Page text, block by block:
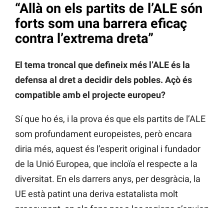
“Allà on els partits de l’ALE són
forts som una barrera eficaç
contra l’extrema dreta”
El tema troncal que defineix més l’ALE és la
defensa al dret a decidir dels pobles. Açò és
compatible amb el projecte europeu?
Sí que ho és, i la prova és que els partits de l’ALE
som profundament europeistes, però encara
diria més, aquest és l’esperit original i fundador
de la Unió Europea, que incloïa el respecte a la
diversitat. En els darrers anys, per desgràcia, la
UE està patint una deriva estatalista molt